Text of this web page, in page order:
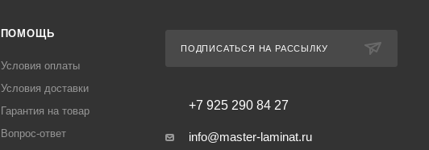
ПОМОЩЬ
Условия оплаты
Условия доставки
Гарантия на товар
Вопрос-ответ
ПОДПИСАТЬСЯ НА РАССЫЛКУ
+7 925 290 84 27
info@master-laminat.ru